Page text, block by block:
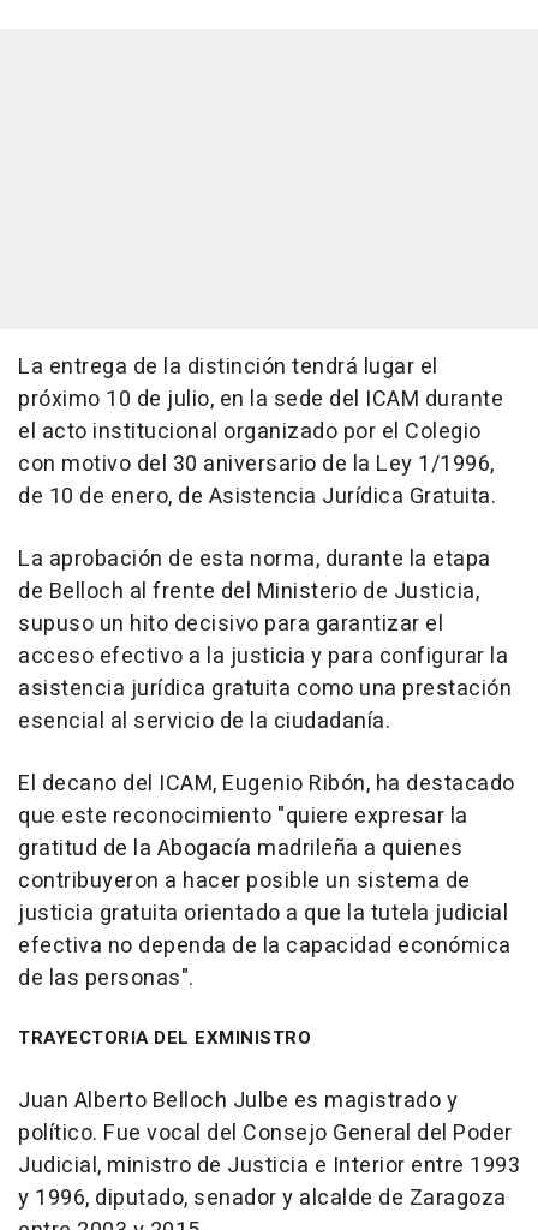
La entrega de la distinción tendrá lugar el
próximo 10 de julio, en la sede del ICAM durante
el acto institucional organizado por el Colegio
con motivo del 30 aniversario de la Ley 1/1996,
de 10 de enero, de Asistencia Jurídica Gratuita.
La aprobación de esta norma, durante la etapa
de Belloch al frente del Ministerio de Justicia,
supuso un hito decisivo para garantizar el
acceso efectivo a la justicia y para configurar la
asistencia jurídica gratuita como una prestación
esencial al servicio de la ciudadanía.
El decano del ICAM, Eugenio Ribón, ha destacado
que este reconocimiento "quiere expresar la
gratitud de la Abogacía madrileña a quienes
contribuyeron a hacer posible un sistema de
justicia gratuita orientado a que la tutela judicial
efectiva no dependa de la capacidad económica
de las personas".
TRAYECTORIA DEL EXMINISTRO
Juan Alberto Belloch Julbe es magistrado y
político. Fue vocal del Consejo General del Poder
Judicial, ministro de Justicia e Interior entre 1993
y 1996, diputado, senador y alcalde de Zaragoza